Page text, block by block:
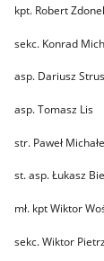
kpt. Robert
sekc. Konrad
asp. Dariusz
asp.
str. Paweł
st. asp.
mł. kpt
sekc. Wiktor